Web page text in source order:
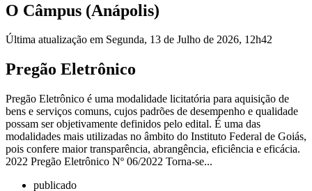
O Câmpus (Anápolis)
Última atualização em Segunda, 13 de Julho de 2026, 12h42
Pregão Eletrônico
Pregão Eletrônico é uma modalidade licitatória para aquisição de
bens e serviços comuns, cujos padrões de desempenho e qualidade
possam ser objetivamente definidos pelo edital. É uma das
modalidades mais utilizadas no âmbito do Instituto Federal de Goiás,
pois confere maior transparência, abrangência, eficiência e eficácia.
2022 Pregão Eletrônico Nº 06/2022 Torna-se...
publicado